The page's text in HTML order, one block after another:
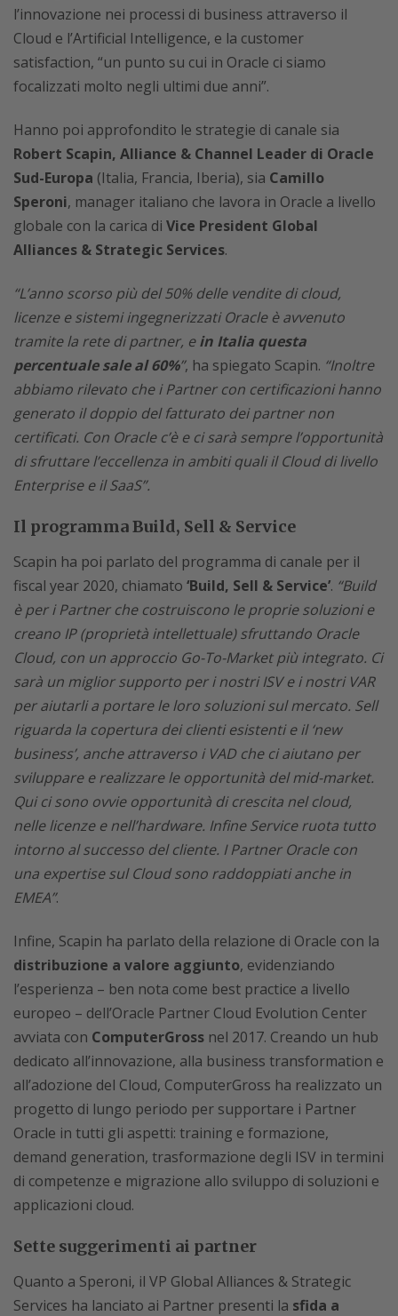
l’innovazione nei processi di business attraverso il
Cloud e l’Artificial Intelligence, e la customer
satisfaction, “un punto su cui in Oracle ci siamo
focalizzati molto negli ultimi due anni”.
Hanno poi approfondito le strategie di canale sia
Robert Scapin, Alliance & Channel Leader di Oracle
Sud-Europa (Italia, Francia, Iberia), sia Camillo
Speroni, manager italiano che lavora in Oracle a livello
globale con la carica di Vice President Global
Alliances & Strategic Services.
“L’anno scorso più del 50% delle vendite di cloud,
licenze e sistemi ingegnerizzati Oracle è avvenuto
tramite la rete di partner, ein Italia questa
percentuale sale al 60%”, ha spiegato Scapin. “Inoltre
abbiamo rilevato che i Partner con certificazioni hanno
generato il doppio del fatturato dei partner non
certificati. Con Oracle c’è e ci sarà sempre l’opportunità
di sfruttare l’eccellenza in ambiti quali il Cloud di livello
Enterprise e il SaaS”.
Il programma Build, Sell & Service
Scapin ha poi parlato del programma di canale per il
fiscal year 2020, chiamato ‘Build, Sell & Service’. “Build
è per i Partner che costruiscono le proprie soluzioni e
creano IP (proprietà intellettuale) sfruttando Oracle
Cloud, con un approccio Go-To-Market più integrato. Ci
sarà un miglior supporto per i nostri ISV e i nostri VAR
per aiutarli a portare le loro soluzioni sul mercato. Sell
riguarda la copertura dei clienti esistenti e il ‘new
business’, anche attraverso i VAD che ci aiutano per
sviluppare e realizzare le opportunità del mid-market.
Qui ci sono ovvie opportunità di crescita nel cloud,
nelle licenze e nell’hardware. Infine Service ruota tutto
intorno al successo del cliente. I Partner Oracle con
una expertise sul Cloud sono raddoppiati anche in
EMEA”.
Infine, Scapin ha parlato della relazione di Oracle con la
distribuzione a valore aggiunto, evidenziando
l’esperienza – ben nota come best practice a livello
europeo – dell’Oracle Partner Cloud Evolution Center
avviata con ComputerGross nel 2017. Creando un hub
dedicato all’innovazione, alla business transformation e
all’adozione del Cloud, ComputerGross ha realizzato un
progetto di lungo periodo per supportare i Partner
Oracle in tutti gli aspetti: training e formazione,
demand generation, trasformazione degli ISV in termini
di competenze e migrazione allo sviluppo di soluzioni e
applicazioni cloud.
Sette suggerimenti ai partner
Quanto a Speroni, il VP Global Alliances & Strategic
Services ha lanciato ai Partner presenti la sfida a